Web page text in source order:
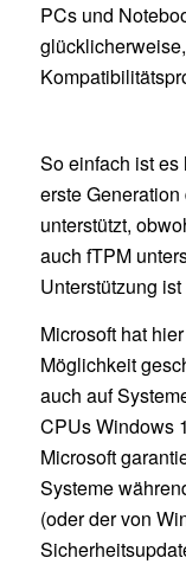
PCs und
So einfach ist
erste Generation
unterstützt,
auch fTPM
Unterstützung
Microsoft hat
Möglichkeit
auch auf
CPUs Windows
Microsoft
Systeme
(oder der von